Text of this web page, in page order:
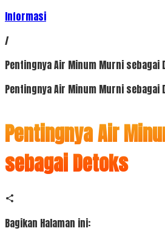
Informasi
/
Pentingnya Air Minum Murni sebagai
Pentingnya Air Minum Murni sebagai
Pentingnya Air
sebagai Detoks
Bagikan Halaman ini: